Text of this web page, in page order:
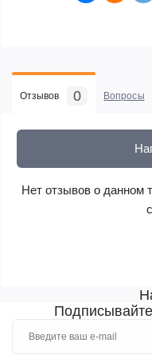
Отзывов 0 Вопросы
Нет отзывов о данном